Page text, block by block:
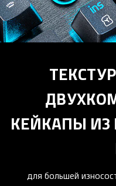
КЕЙКАПЫ ИЗ
для большей